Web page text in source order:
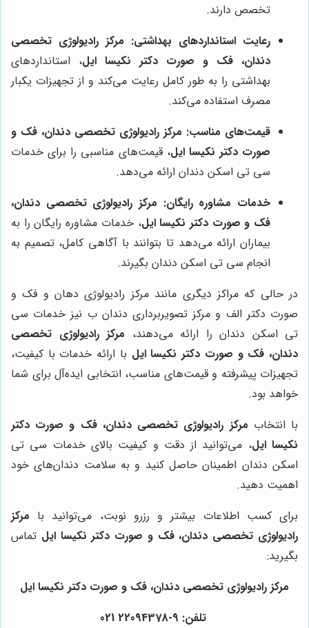
تخصص دارند.
رعایت استانداردهای بهداشتی: مرکز رادیولوژی تخصصی
دندان، فک و صورت دکتر نکیسا ایل، استانداردهای
بهداشتی را به طور کامل رعایت می‌کند و از تجهیزات یکبار
مصرف استفاده می‌کند.
قیمت‌های مناسب: مرکز رادیولوژی تخصصی دندان، فک و
صورت دکتر نکیسا ایل، قیمت‌های مناسبی را برای خدمات
سی تی اسکن دندان ارائه می‌دهد.
خدمات مشاوره رایگان: مرکز رادیولوژی تخصصی دندان،
فک و صورت دکتر نکیسا ایل، خدمات مشاوره رایگان را به
بیماران ارائه می‌دهد تا بتوانند با آگاهی کامل، تصمیم به
انجام سی تی اسکن دندان بگیرند.
در حالی که مراکز دیگری مانند مرکز رادیولوژی دهان و فک و
صورت دکتر الف و مرکز تصویربرداری دندان ب نیز خدمات سی
تی اسکن دندان را ارائه می‌دهند، مرکز رادیولوژی تخصصی
دندان، فک و صورت دکتر نکیسا ایل با ارائه خدمات با کیفیت،
تجهیزات پیشرفته و قیمت‌های مناسب، انتخابی ایده‌آل برای شما
خواهد بود.
با انتخاب مرکز رادیولوژی تخصصی دندان، فک و صورت دکتر
نکیسا ایل، می‌توانید از دقت و کیفیت بالای خدمات سی تی
اسکن دندان اطمینان حاصل کنید و به سلامت دندان‌های خود
اهمیت دهید.
برای کسب اطلاعات بیشتر و رزرو نوبت، می‌توانید با مرکز
رادیولوژی تخصصی دندان، فک و صورت دکتر نکیسا ایل تماس
بگیرید:
مرکز رادیولوژی تخصصی دندان، فک و صورت دکتر نکیسا ایل
تلفن: 9-22094378 021